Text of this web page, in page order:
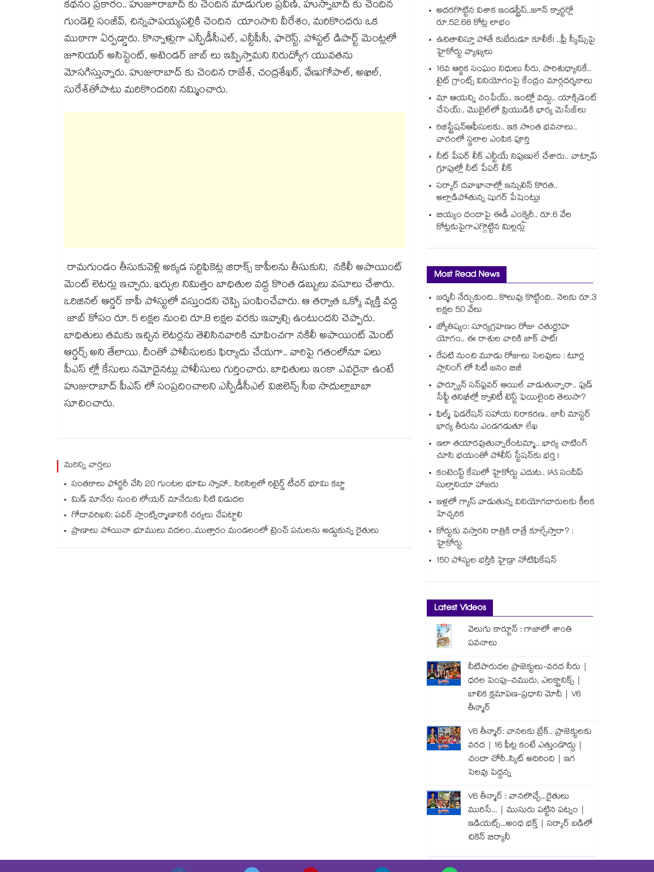
కథనం ప్రకారం.. హుజూరాబాద్ కు చెందిన మాడుగుల ప్రవీణ్, హుస్నాబాద్ కు చెందిన
గుండెల్లి సంజీవ్, చిన్నపాపయ్యపల్లికి చెందిన యాంసాని వీరేశం, మరికొందరు ఒక
ముఠాగా ఏర్పడ్డారు. కొన్నాళ్లుగా ఎన్పీడీసీఎల్, ఎన్టీపీసీ, ఫారెస్ట్, పోస్టల్ డిపార్ట్ మెంట్లలో
జూనియర్ అసిస్టెంట్, అటెండర్ జాబ్ లు ఇప్పిస్తామని నిరుద్యోగ యువతను
మోసగిస్తున్నారు. హుజురాబాద్ కు చెందిన రాజేశ్, చంద్రశేఖర్, వేణుగోపాల్, అఖిల్,
సురేశ్​తోపాటు మరికొందరిని నమ్మించారు.
రామగుండం తీసుకువెళ్లి అక్కడ సర్టిఫికెట్ల జిరాక్స్ కాపీలను తీసుకుని, నకిలీ అపాయింట్
మెంట్ లెటర్లు ఇచ్చారు. ఖర్చుల నిమిత్తం బాధితుల వద్ద కొంత డబ్బులు వసూలు చేశారు.
ఒరిజినల్ ఆర్డర్ కాపీ పోస్టులో వస్తుందని చెప్పి పంపించేవారు. ఆ తర్వాత ఒక్కో వ్యక్తి వద్ద
జాబ్ కోసం రూ. 5 లక్షల నుంచి రూ.8 లక్షల వరకు ఇవ్వాల్సి ఉంటుందని చెప్పారు.
బాధితులు తమకు ఇచ్చిన లెటర్లను తెలిసినవారికి చూపించగా నకిలీ అపాయింట్ మెంట్
ఆర్డర్స్ అని తేలాయి. దీంతో పోలీసులకు ఫిర్యాదు చేయగా.. వారిపై గతంలోనూ పలు
పీఎస్ ల్లో కేసులు నమోదైనట్లు పోలీసులు గుర్తించారు. బాధితులు ఇంకా ఎవరైనా ఉంటే
హుజురాబాద్ పీఎస్ లో సంప్రదించాలని ఎన్పీడీసీఎల్ విజిలెన్స్ సీఐ సాదుల్లాబాబా
సూచించారు.
మరిన్ని వార్తలు
సంతకాలు ఫోర్జరీ చేసి 20 గుంటల భూమి స్వాహా.. సిరిసిల్లలో రిటైర్డ్ టీచర్ భూమి కబ్జా
మిడ్ మానేరు నుంచి లోయర్ మానేరుకు నీటి విడుదల
గోదావరిఖని: పవర్ ప్లాంట్నిర్మాణానికి చర్యలు చేపట్టాలి
ప్రాణాలు పోయినా భూములు వదలం..ముత్తారం మండలంలో ట్రెంచ్ పనులను అడ్డుకున్న రైతులు
అదరగొట్టిన విశాక ఇండస్ట్రీస్..జూన్ క్వార్టర్లో
రూ.52.68 కోట్ల లాభం
ఉచితాలిస్తూ పోతే కుబేరుడూ కూలీకే! ..ఫ్రీ స్కీమ్స్‌‌‌‌‌‌‌‌‌‌‌‌‌‌‌‌‌‌‌‌‌‌‌‌‌‌‌‌‌‌‌‌పై
హైకోర్టు వ్యాఖ్యలు
16వ ఆర్థిక సంఘం నిధులు నీరు, పారిశుధ్యానికే..
టైట్ గ్రాంట్స్ వినియోగంపై కేంద్రం మార్గదర్శకాలు
మా ఆయన్ని చంపేయ్.. ఇంట్లో వద్దు.. యాక్సిడెంట్
చేసెయ్.. మొబైల్‌‌‌‌‌‌‌‌‌‌‌‌‌‌‌‌లో ప్రియుడికి భార్య మెసేజ్‌‌‌‌‌‌‌‌‌‌‌‌‌‌‌‌లు
రిజిస్ట్రేషన్ఆఫీసులకు.. ఇక సొంత భవనాలు..
వారంలో స్థలాల ఎంపిక పూర్తి
నీట్ పేపర్ లీక్ ఎన్టీయే నిపుణులే చేశారు.. వాట్సాప్
గ్రూపుల్లో నీట్ పేపర్ లీక్
సర్కార్ దవాఖానాల్లో ఇన్సులిన్ కొరత..
అల్లాడిపోతున్న షుగర్ పేషెంట్లు!
బియ్యం దందాపై ఈడీ ఎంక్వైరీ.. రూ.6 వేల
కోట్లకుపైగాఎగ్గొట్టిన మిల్లర్లు
Most Read News
జర్మనీ నేర్చుకుంది.. కొలువు కొట్టింది.. నెలకు రూ.3
లక్షల 50 వేలు
జ్యోతిష్యం: సూర్యగ్రహణం రోజు చతుర్గ్రహ
యోగం.. ఈ రాశుల వారికి జాక్ పాట్!
రేపటి నుంచి మూడు రోజులు సెలవులు : టూర్ల
ప్లానింగ్ లో సిటీ జనం బిజీ
ఫార్చ్యూన్ సన్‌ఫ్లవర్ ఆయిల్ వాడుతున్నారా.. ఫుడ్
సేఫ్టీ తనిఖీల్లో క్వాలిటీ టెస్ట్ ఫెయిలైంది తెలుసా?
ఫిల్మ్ ఫెడరేషన్ సహాయ నిరాకరణ.. జానీ మాస్టర్
భార్య తీరును ఎండగడుతూ లేఖ
ఇలా తయారవుతున్నారేంటమ్మా.. భార్య చాటింగ్
చూసి భయంతో పోలీస్ స్టేషన్⁫కు భర్త !
కంటెంప్ట్ కేసులో హైకోర్టు ఎదుట.. IAS సందీప్
సుల్తానియా హాజరు
ఇళ్లలో గ్యాస్ వాడుతున్న వినియోగదారులకు కీలక
హెచ్చరిక
కోర్టుకు వస్తారని రాత్రికి రాత్రే కూల్చేస్తారా? :
హైకోర్టు
150 పోస్టుల భర్తీకి హైడ్రా నోటిఫికేషన్
Latest Videos
వెలుగు కార్టూన్ : గాజాలో శాంతి
పవనాలు
నీటిపారుదల ప్రాజెక్టులు-వరద నీరు |
ధరల పెంపు-చమురు, ఎలక్ట్రానిక్స్ |
బాలిక క్షమాపణ-ప్రధాని మోదీ | V6
తీన్మార్
V6 తీన్మార్: వానలకు బ్రేక్.. ప్రాజెక్టులకు
వరద | 16 ఫీట్ల కంటే ఎత్తుండొద్దు |
చందా చోరీ..స్కిట్ అదిరింది | ఇగ
సెలవు పెద్దన్న
V6 తీన్మార్ : వానలొచ్చే...రైతులు
మురిసే... | ముసురు పట్టిన పట్నం |
ఇడియట్స్...అంధ భక్త్ | సర్కార్ బడిలో
చికెన్ బిర్యానీ